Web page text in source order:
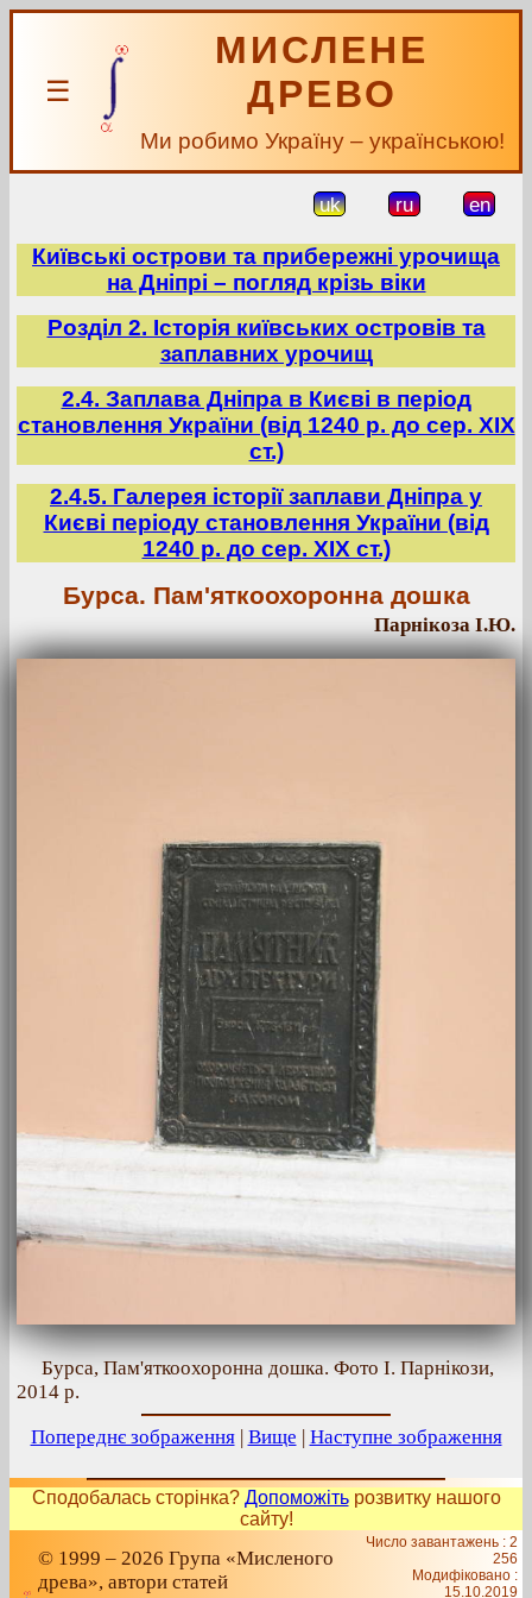
☰
МИСЛЕНЕ
ДРЕВО
Ми робимо Україну – українською!
uk ru en
Київські острови та прибережні урочища
на Дніпрі – погляд крізь віки
Розділ 2. Історія київських островів та
заплавних урочищ
2.4. Заплава Дніпра в Києві в період
становлення України (від 1240 р. до сер. ХІХ
ст.)
2.4.5. Галерея історії заплави Дніпра у
Києві періоду становлення України (від
1240 р. до сер. ХІХ ст.)
Бурса. Пам'яткоохоронна дошка
Парнікоза І.Ю.
Бурса, Пам'яткоохоронна дошка. Фото І. Парнікози,
2014 р.
Попереднє зображення| Вище | Наступне зображення
Сподобалась сторінка? Допоможітьрозвитку нашого
сайту!
© 1999 – 2026 Група «Мисленого
древа», автори статей
Число завантажень : 2
256
Модифіковано :
15.10.2019